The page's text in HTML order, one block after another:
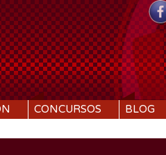
CONCURSOS BLOG